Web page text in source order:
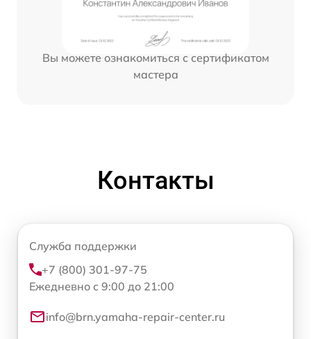
Вы можете ознакомиться с сертификатом
мастера
Контакты
Служба поддержки
+7 (800) 301-97-75
Ежедневно с 9:00 до 21:00
info@brn.yamaha-repair-center.ru